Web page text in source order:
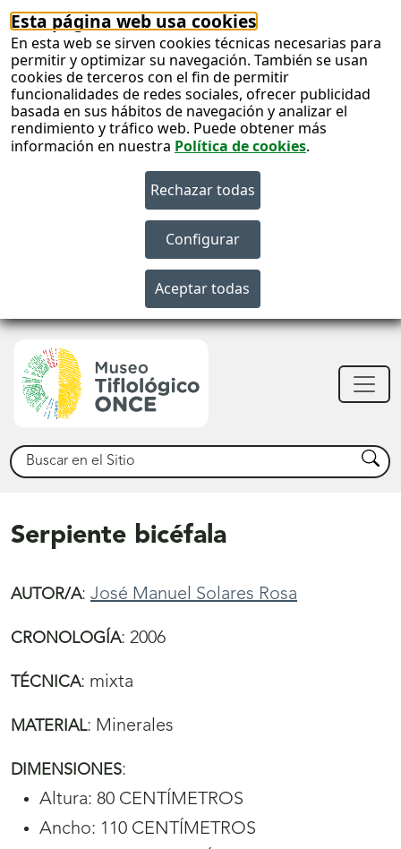
Esta página web usa cookies
En esta web se sirven cookies técnicas necesarias para
permitir y optimizar su navegación. También se usan
cookies de terceros con el fin de permitir
funcionalidades de redes sociales, ofrecer publicidad
basada en sus hábitos de navegación y analizar el
rendimiento y tráfico web. Puede obtener más
información en nuestra Política de cookies.
Buscar Buscar
Serpiente bicéfala
AUTOR/A: José Manuel Solares Rosa
CRONOLOGÍA: 2006
TÉCNICA: mixta
MATERIAL: Minerales
DIMENSIONES:
Altura: 80 CENTÍMETROS
Ancho: 110 CENTÍMETROS